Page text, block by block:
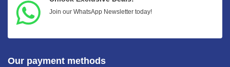
Join our WhatsApp Newsletter today!
Our payment methods